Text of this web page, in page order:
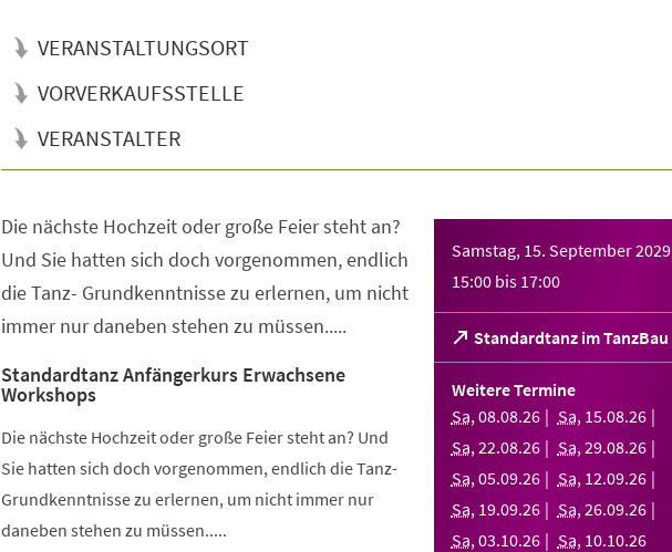
VERANSTALTUNGSORT
VORVERKAUFSSTELLE
VERANSTALTER
Samstag, 15. September 2029
15:00 bis 17:00
Standardtanz im TanzBau
(Öffnet
in
einem
Tab)
Weitere Termine
Sa,08.08.26 Sa, 15.08.26
Sa,22.08.26 Sa,29.08.26
Sa,05.09.26 Sa, 12.09.26
Sa, 19.09.26 Sa,26.09.26
Sa,03.10.26 Sa, 10.10.26
Die nächste Hochzeit oder große Feier steht an?
Und Sie hatten sich doch vorgenommen, endlich
die Tanz- Grundkenntnisse zu erlernen, um nicht
immer nur daneben stehen zu müssen.....
Standardtanz Anfängerkurs Erwachsene
Workshops
Die nächste Hochzeit oder große Feier steht an? Und
Sie hatten sich doch vorgenommen, endlich die Tanz-
Grundkenntnisse zu erlernen, um nicht immer nur
daneben stehen zu müssen.....